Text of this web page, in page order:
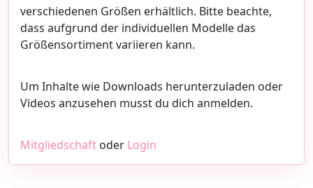
verschiedenen Größen erhältlich. Bitte beachte,
dass aufgrund der individuellen Modelle das
Größensortiment variieren kann.
Um Inhalte wie Downloads herunterzuladen oder
Videos anzusehen musst du dich anmelden.
Mitgliedschaft oder Login